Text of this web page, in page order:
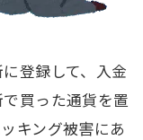
登録して、入金
買った通貨を置
キング被害にあ